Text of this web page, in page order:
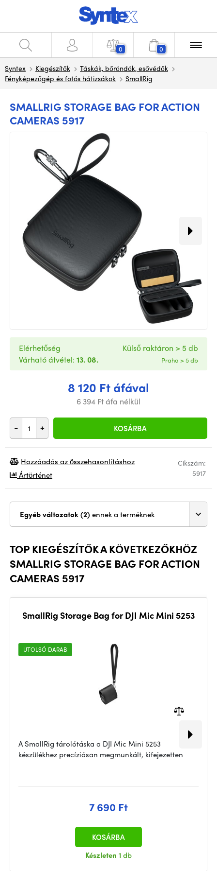
0 0
Syntex Kiegészítők
Táskák, bőröndök, esővédők
Fényképezőgép és fotós hátizsákok
SmallRig
SMALLRIG STORAGE BAG FOR ACTION
CAMERAS 5917
8 120 Ft áfával
6 394 Ft áfa nélkül
- + KOSÁRBA
Elérhetőség
Várható átvétel: 13. 08.
Külső raktáron > 5 db
Praha > 5 db
Cikszám:
5917
Hozzáadás az összehasonlításhoz
Ártörténet
Egyéb változatok (2) ennek a terméknek
TOP KIEGÉSZÍTŐK A KÖVETKEZŐKHÖZ
SMALLRIG STORAGE BAG FOR ACTION
CAMERAS 5917
SmallRig Storage Bag for DJI Mic Mini 5253
UTOLSÓ DARAB
A SmallRig tárolótáska a DJI Mic Mini 5253
készülékhez precíziósan megmunkált, kifejezetten
7 690 Ft
Készleten 1 db
KOSÁRBA